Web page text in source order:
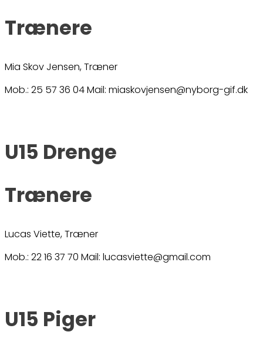
Trænere
Mia Skov Jensen, Træner
Mob.: 25 57 36 04 Mail: miaskovjensen@nyborg-gif.dk
U15 Drenge
Trænere
Lucas Viette, Træner
Mob.: 22 16 37 70 Mail: lucasviette@gmail.com
U15 Piger